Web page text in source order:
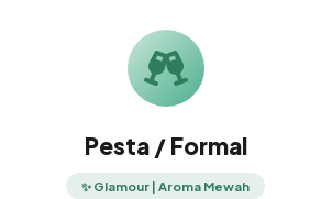
Pesta / Formal
✨ Glamour | Aroma Mewah